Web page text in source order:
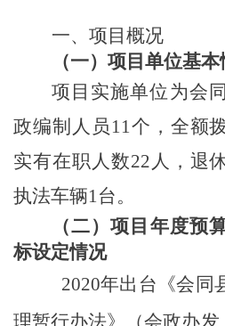
一、项目概况
（一）项目单位基
项目实施单位为会
政编制人员 11个，全额
实有在职人数22 人，退
执法车辆1台。
（二）项目年度预
标设定情况
2020年出台《会同
理暂行办法》（会政办发